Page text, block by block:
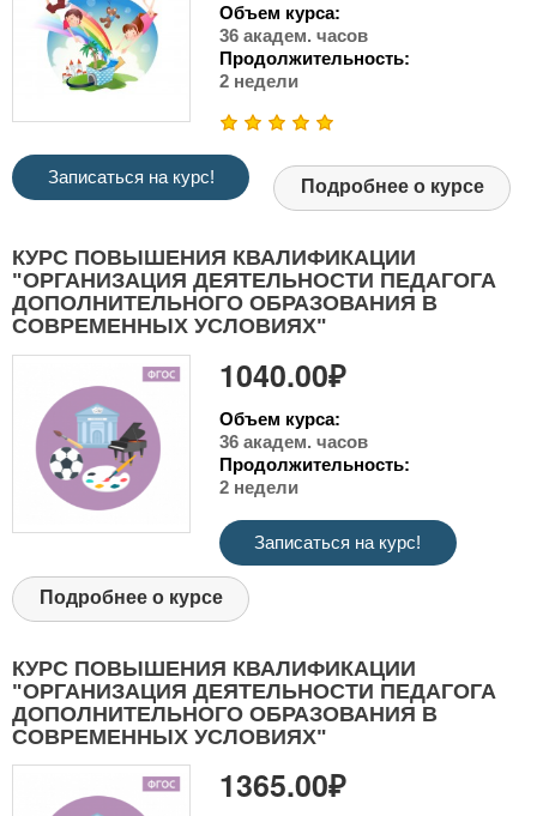
Объем курса:
36 академ. часов
Продолжительность:
2 недели
Записаться на курс! Подробнее о курсе
КУРС ПОВЫШЕНИЯ КВАЛИФИКАЦИИ
"ОРГАНИЗАЦИЯ ДЕЯТЕЛЬНОСТИ ПЕДАГОГА
ДОПОЛНИТЕЛЬНОГО ОБРАЗОВАНИЯ В
СОВРЕМЕННЫХ УСЛОВИЯХ"
1040.00₽
Объем курса:
36 академ. часов
Продолжительность:
2 недели
Записаться на курс!
Подробнее о курсе
КУРС ПОВЫШЕНИЯ КВАЛИФИКАЦИИ
"ОРГАНИЗАЦИЯ ДЕЯТЕЛЬНОСТИ ПЕДАГОГА
ДОПОЛНИТЕЛЬНОГО ОБРАЗОВАНИЯ В
СОВРЕМЕННЫХ УСЛОВИЯХ"
1365.00₽